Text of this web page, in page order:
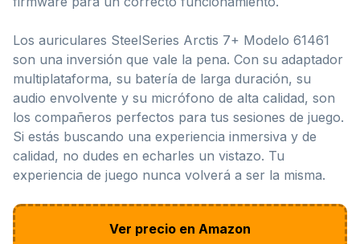
Los auriculares SteelSeries Arctis 7+ Modelo 61461
son una inversión que vale la pena. Con su adaptador
multiplataforma, su batería de larga duración, su
audio envolvente y su micrófono de alta calidad, son
los compañeros perfectos para tus sesiones de juego.
Si estás buscando una experiencia inmersiva y de
calidad, no dudes en echarles un vistazo. Tu
experiencia de juego nunca volverá a ser la misma.
Ver precio en Amazon